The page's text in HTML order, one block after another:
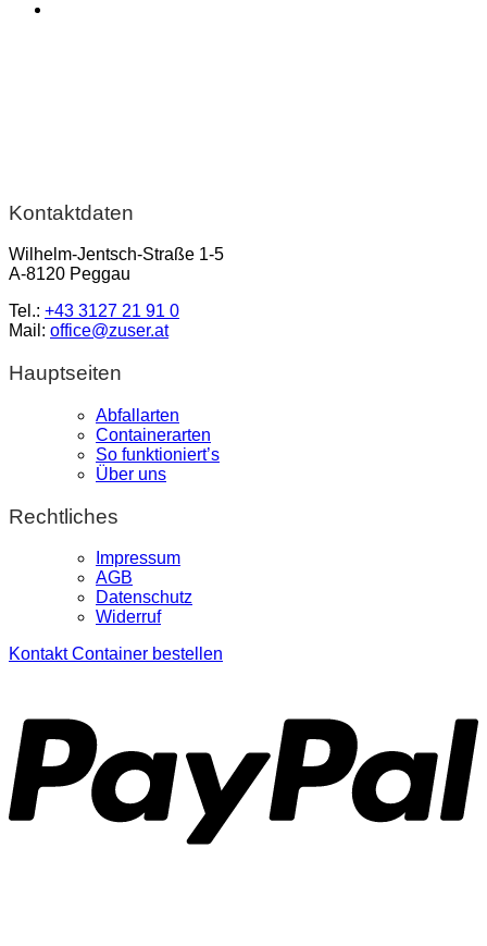
Kontaktdaten
Wilhelm-Jentsch-Straße 1-5
A-8120 Peggau
Tel.: +43 3127 21 91 0
Mail: office@zuser.at
Hauptseiten
Abfallarten
Containerarten
So funktioniert’s
Über uns
Rechtliches
Impressum
AGB
Datenschutz
Widerruf
Kontakt Container bestellen